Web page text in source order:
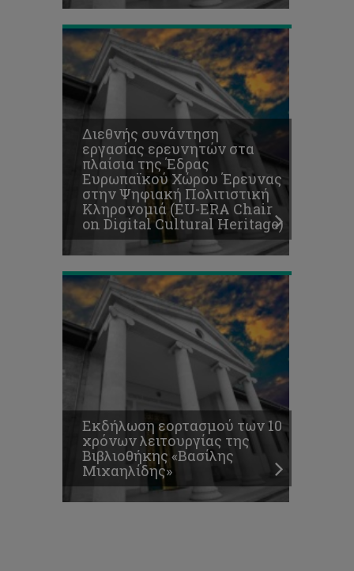
Διεθνής συνάντηση
εργασίας ερευνητών στα
πλαίσια της Έδρας
Ευρωπαϊκού Χώρου Έρευνας
στην Ψηφιακή Πολιτιστική
Κληρονομιά (EU-ERA Chair
on Digital Cultural Heritage)
Εκδήλωση
εορτασμού
των
10
χρόνων
λειτουργίας
της
Βιβλιοθήκης
«Βασίλης
Μιχαηλίδης»
Εκδήλωση εορτασμού των 10
χρόνων λειτουργίας της
Βιβλιοθήκης «Βασίλης
Μιχαηλίδης»